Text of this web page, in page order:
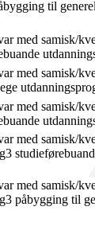
til
med samisk/
med samisk/
med samisk/
med samisk/
med samisk/
påbygging til